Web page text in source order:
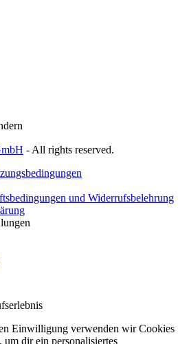
- All rights reserved.
und Widerrufsbelehrung
Einwilligung verwenden wir Cookies
dir ein personalisiertes